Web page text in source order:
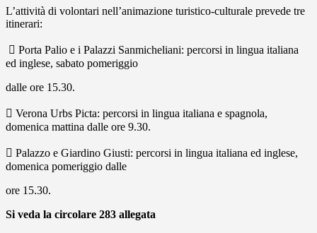
L’attività di volontari nell’animazione turistico-culturale prevede tre
itinerari:
 Porta Palio e i Palazzi Sanmicheliani: percorsi in lingua italiana
ed inglese, sabato pomeriggio
dalle ore 15.30.
 Verona Urbs Picta: percorsi in lingua italiana e spagnola,
domenica mattina dalle ore 9.30.
 Palazzo e Giardino Giusti: percorsi in lingua italiana ed inglese,
domenica pomeriggio dalle
ore 15.30.
Si veda la circolare 283 allegata